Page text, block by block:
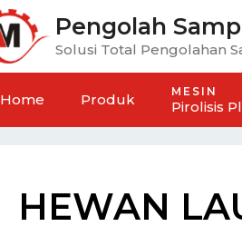
Pengolah
Solusi Total Pengolahan
Home Produk MESIN
Pirolisis
HEWAN